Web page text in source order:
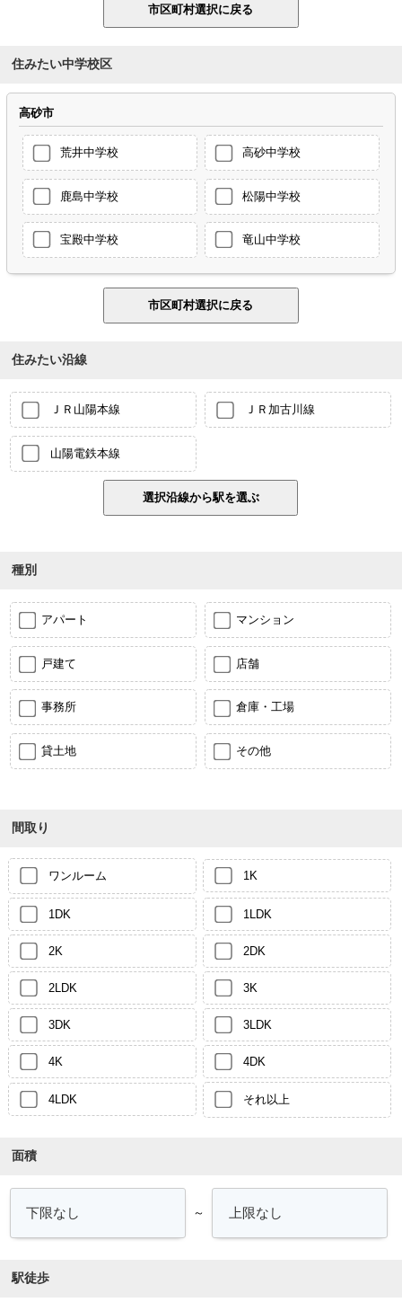
住みたい中学校区
高砂市
荒井中学校 高砂中学校
鹿島中学校 松陽中学校
宝殿中学校 竜山中学校
住みたい沿線
ＪＲ山陽本線 ＪＲ加古川線
山陽電鉄本線
種別
アパート マンション
戸建て 店舗
事務所 倉庫・工場
貸土地 その他
間取り
ワンルーム 1K
1DK 1LDK
2K 2DK
2LDK 3K
3DK 3LDK
4K 4DK
4LDK それ以上
面積
～
駅徒歩